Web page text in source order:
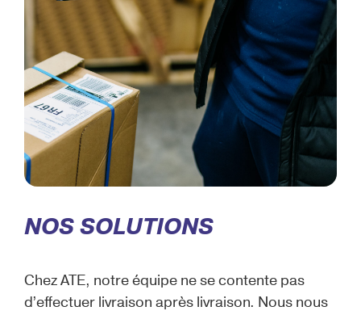
NOS SOLUTIONS
Chez ATE, notre équipe ne se contente pas
d’effectuer livraison après livraison. Nous nous